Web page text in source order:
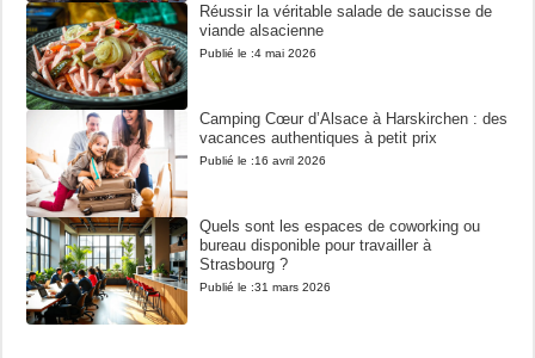
Réussir la véritable salade de saucisse de
viande alsacienne
Publié le :4 mai 2026
Camping Cœur d’Alsace à Harskirchen : des
vacances authentiques à petit prix
Publié le :16 avril 2026
Quels sont les espaces de coworking ou
bureau disponible pour travailler à
Strasbourg ?
Publié le :31 mars 2026